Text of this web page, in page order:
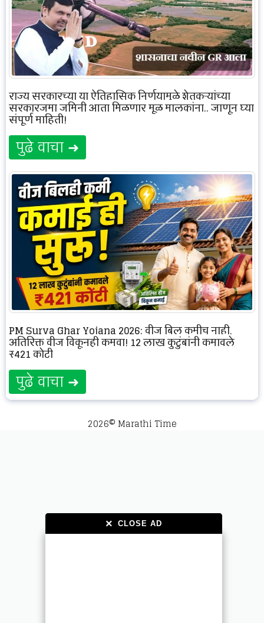
× CLOSE AD
× CLOSE AD
राज्य सरकारच्या या ऐतिहासिक निर्णयामुळे शेतकऱ्यांच्या
सरकारजमा जमिनी आता मिळणार मूळ मालकांना.. जाणून घ्या
संपूर्ण माहिती!
पुढे वाचा ➜
PM Surya Ghar Yojana 2026: वीज बिल कमीच नाही,
अतिरिक्त वीज विकूनही कमवा! 12 लाख कुटुंबांनी कमावले
₹421 कोटी
पुढे वाचा ➜
2026© Marathi Time